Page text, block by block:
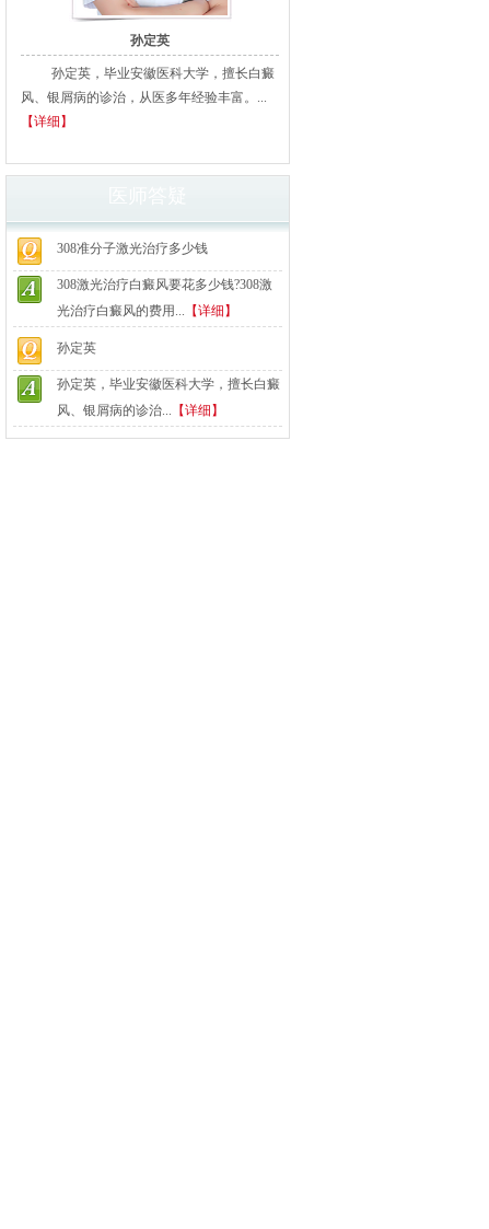
孙定英
孙定英，毕业安徽医科大学，擅长白癜
风、银屑病的诊治，从医多年经验丰富。...
【详细】
308准分子激光治疗多少钱
308激光治疗白癜风要花多少钱?308激
光治疗白癜风的费用... 【详细】
孙定英
孙定英，毕业安徽医科大学，擅长白癜
风、银屑病的诊治... 【详细】